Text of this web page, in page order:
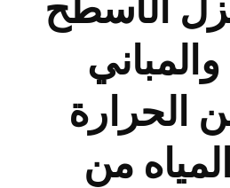
الأسطح
الحرارة
من